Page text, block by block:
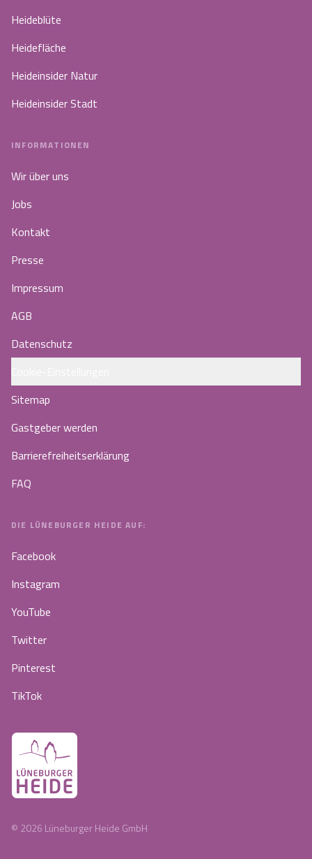
Heideblüte
Heidefläche
Heideinsider Natur
Heideinsider Stadt
INFORMATIONEN
Wir über uns
Jobs
Kontakt
Presse
Impressum
AGB
Datenschutz
Sitemap
Gastgeber werden
Barrierefreiheitserklärung
FAQ
DIE LÜNEBURGER HEIDE AUF:
Facebook
Instagram
YouTube
Twitter
Pinterest
TikTok
© 2026 Lüneburger Heide GmbH